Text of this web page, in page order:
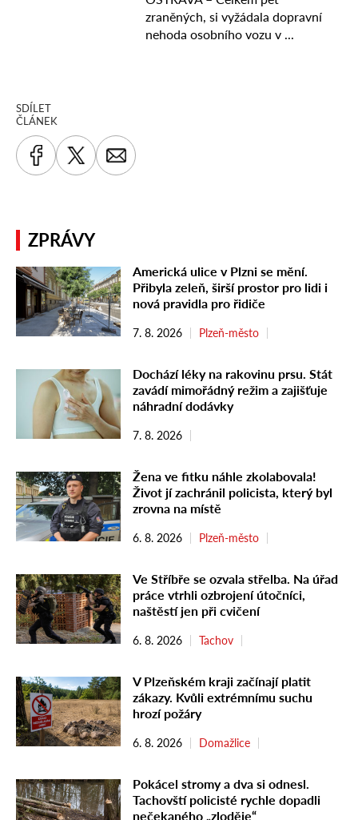
SDÍLET
ČLÁNEK
ZPRÁVY
Americká ulice v Plzni se mění.
Přibyla zeleň, širší prostor pro lidi i
nová pravidla pro řidiče
7. 8. 2026 Plzeň-město
Dochází léky na rakovinu prsu. Stát
zavádí mimořádný režim a zajišťuje
náhradní dodávky
7. 8. 2026
Žena ve fitku náhle zkolabovala!
Život jí zachránil policista, který byl
zrovna na místě
6. 8. 2026 Plzeň-město
Ve Stříbře se ozvala střelba. Na úřad
práce vtrhli ozbrojení útočníci,
naštěstí jen při cvičení
6. 8. 2026 Tachov
V Plzeňském kraji začínají platit
zákazy. Kvůli extrémnímu suchu
hrozí požáry
6. 8. 2026 Domažlice
Pokácel stromy a dva si odnesl.
Tachovští policisté rychle dopadli
nečekaného „zloděje“